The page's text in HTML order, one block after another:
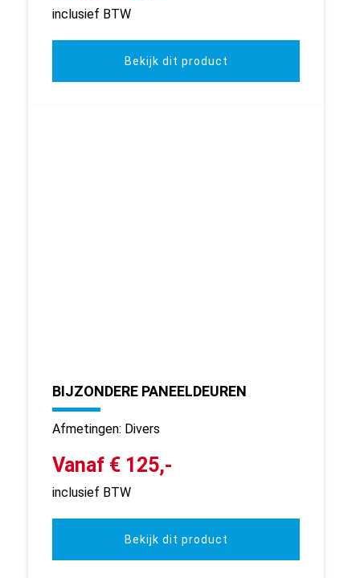
inclusief BTW
Bekijk dit product
BIJZONDERE PANEELDEUREN
Afmetingen: Divers
Vanaf € 125,-
inclusief BTW
Bekijk dit product